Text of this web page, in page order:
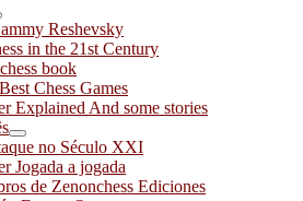
Reshevsky
in the 21st Century
book
Chess Games
Explained And some stories
no Século XXI
Jogada a jogada
de Zenonchess Ediciones